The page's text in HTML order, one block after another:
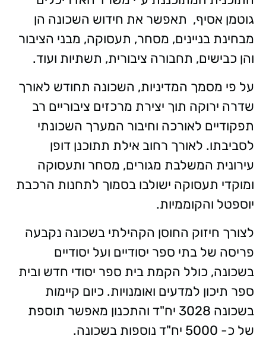
גוטמן אסיף, תאפשר את חידוש השכונה הן
מבחינת בניינים, מסחר, תעסוקה, מבני הציבור
והן כבישים, תחבורה ציבורית, תשתיות ועוד.
על פי מסמך המדיניות, השכונה תחודש לאורך
שדרה ירוקה תוך יצירת מרכזים ציבוריים רב
תפקודיים לאורכה וחיבור המערך השכונתי
לסביבתו. לאורך רחוב אילת תתוכנן דופן
עירונית המשלבת מגורים, מסחר ותעסוקה
ומוקדי תעסוקה ישולבו בסמוך לתחנות הרכבת
יוספטל והקוממיות.
לצורך חיזוק החוסן הקהילתי בשכונה נקבעה
פריסה של בתי ספר יסודיים ועל יסודיים
בשכונה, כולל הקמת בית ספר יסודי חדש ובית
ספר תיכון למדעים ואומנויות. כיום קיימות
בשכונה 3028 יח"ד והתכנון מאפשר תוספת
של כ- 5000 יח"ד נוספות בשכונה.